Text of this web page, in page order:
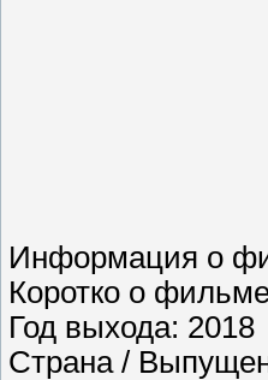
Информация о
Коротко о
Год выхода: 2018
Страна /